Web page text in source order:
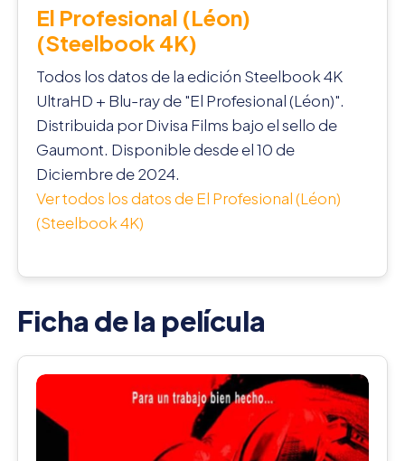
El Profesional (Léon)
(Steelbook 4K)
Todos los datos de la edición Steelbook 4K
UltraHD + Blu-ray de "El Profesional (Léon)".
Distribuida por Divisa Films bajo el sello de
Gaumont. Disponible desde el 10 de
Diciembre de 2024.
Ver todos los datos de El Profesional (Léon)
(Steelbook 4K)
Ficha de la película